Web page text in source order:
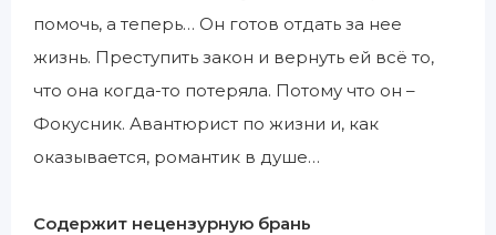
помочь, а теперь… Он готов отдать за нее
жизнь. Преступить закон и вернуть ей всё то,
что она когда-то потеряла. Потому что он –
Фокусник. Авантюрист по жизни и, как
оказывается, романтик в душе…
Содержит нецензурную брань